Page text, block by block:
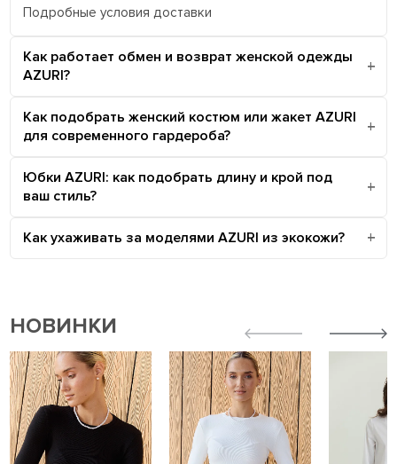
Подробные условия доставки
Как работает обмен и возврат женской одежды
AZURI?
Как подобрать женский костюм или жакет AZURI
для современного гардероба?
Юбки AZURI: как подобрать длину и крой под
ваш стиль?
Как ухаживать за моделями AZURI из экокожи?
НОВИНКИ